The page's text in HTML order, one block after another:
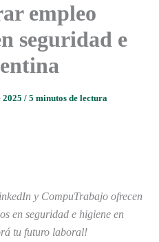
empleo
seguridad e
2025 / 5 minutos de lectura
y CompuTrabajo ofrecen
en seguridad e higiene en
tu futuro laboral!